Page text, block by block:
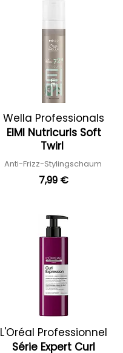
Wella Professionals
EIMI Nutricurls Soft
Twirl
Anti-Frizz-Stylingschaum
7,99 €
L'Oréal Professionnel
Série Expert Curl